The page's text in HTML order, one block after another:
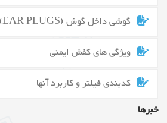
گوشی داخل گوش (EAR PLUGS)
ویژگی های کفش ایمنی
کدبندی فیلتر و کاربرد آنها
خبرها